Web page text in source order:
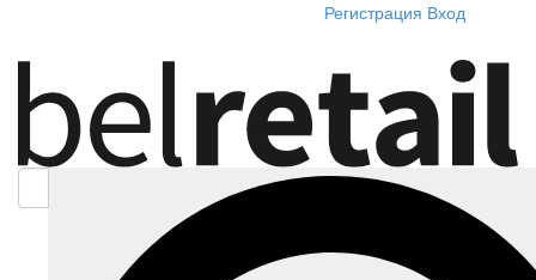
Регистрация Вход